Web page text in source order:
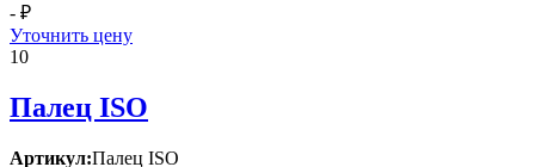
- ₽
Уточнить цену
10
Палец ISО
Артикул:Палец ISО